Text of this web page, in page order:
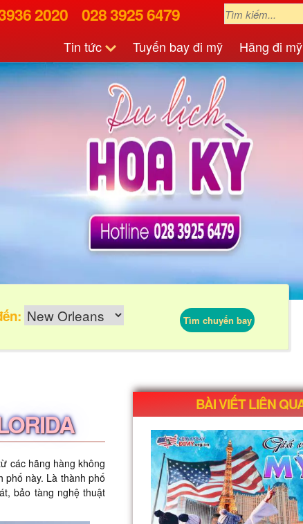
2020 028 3925 6479
Tin tức Tuyến bay đi mỹ Hãng đi mỹ
Tìm chuyến bay
các hãng hàng không
phố này. Là thành phố
bảo tàng nghệ thuật
BÀI VIẾT LIÊN